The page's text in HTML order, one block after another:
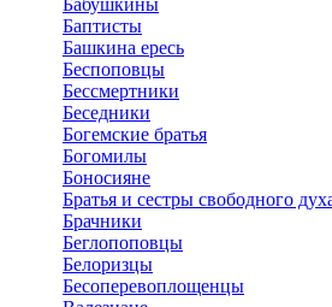
Баптисты
Башкина ересь
Беспоповцы
Бессмертники
Беседники
Богемские братья
Богомилы
Боносияне
Братья и сестры свободного
Брачники
Беглопоповцы
Белоризцы
Бесоперевоплощенцы